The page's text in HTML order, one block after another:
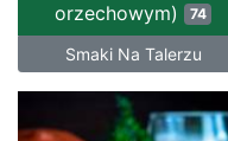
orzechowym)
74
Smaki Na Talerzu